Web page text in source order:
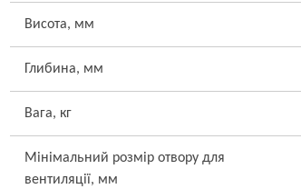
Висота, мм
Глибина, мм
Вага, кг
Мінімальний розмір отвору для
вентиляції, мм